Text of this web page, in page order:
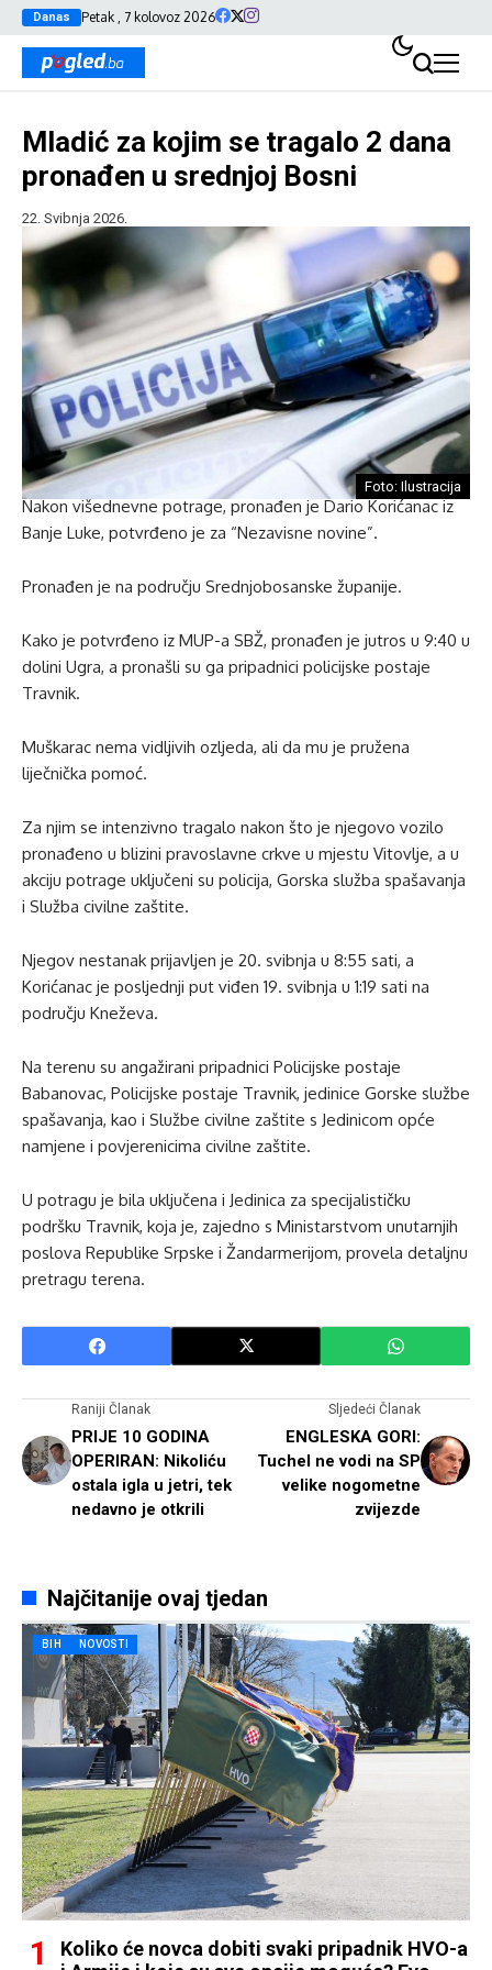
Danas Petak , 7 kolovoz 2026
Mladić za kojim se tragalo 2 dana
pronađen u srednjoj Bosni
22. Svibnja 2026.
Foto: Ilustracija
Nakon višednevne potrage, pronađen je Dario Korićanac iz
Banje Luke, potvrđeno je za “Nezavisne novine”.
Pronađen je na području Srednjobosanske županije.
Kako je potvrđeno iz MUP-a SBŽ, pronađen je jutros u 9:40 u
dolini Ugra, a pronašli su ga pripadnici policijske postaje
Travnik.
Muškarac nema vidljivih ozljeda, ali da mu je pružena
liječnička pomoć.
Za njim se intenzivno tragalo nakon što je njegovo vozilo
pronađeno u blizini pravoslavne crkve u mjestu Vitovlje, a u
akciju potrage uključeni su policija, Gorska služba spašavanja
i Služba civilne zaštite.
Njegov nestanak prijavljen je 20. svibnja u 8:55 sati, a
Korićanac je posljednji put viđen 19. svibnja u 1:19 sati na
području Kneževa.
Na terenu su angažirani pripadnici Policijske postaje
Babanovac, Policijske postaje Travnik, jedinice Gorske službe
spašavanja, kao i Službe civilne zaštite s Jedinicom opće
namjene i povjerenicima civilne zaštite.
U potragu je bila uključena i Jedinica za specijalističku
podršku Travnik, koja je, zajedno s Ministarstvom unutarnjih
poslova Republike Srpske i Žandarmerijom, provela detaljnu
pretragu terena.
Raniji Članak
PRIJE 10 GODINA
OPERIRAN: Nikoliću
ostala igla u jetri, tek
nedavno je otkrili
Sljedeći Članak
ENGLESKA GORI:
Tuchel ne vodi na SP
velike nogometne
zvijezde
Najčitanije ovaj tjedan
BIH NOVOSTI
Koliko će novca dobiti svaki pripadnik HVO-a